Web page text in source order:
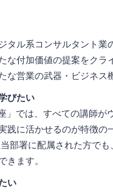
タル系コンサルタント
な付加価値の提案をク
な営業の武器・ビジネス
びたい
」では、すべての講師
践に活かせるのが特徴
部署に配属された方で
きます。
い